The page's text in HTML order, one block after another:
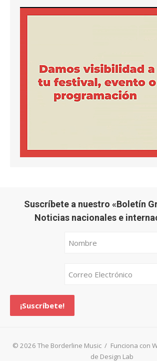
Suscríbete a nuestro «Boletín
Noticias nacionales e
© 2026 The Borderline Music / Funciona con
de Design Lab